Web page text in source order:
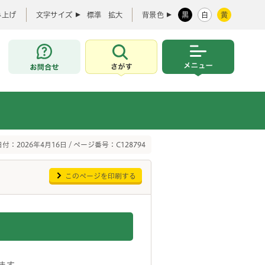
上げ 文字サイズ 標準 拡大 背景色 黒 白 黄
お問合せ
さがす
付：2026年4月16日 / ページ番号：C128794
このページを印刷する